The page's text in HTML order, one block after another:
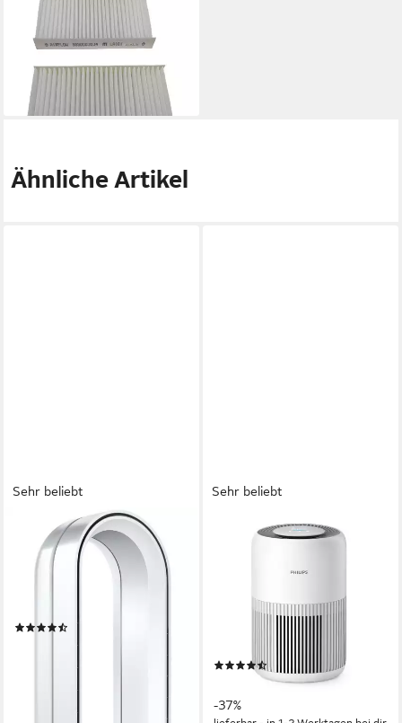
Luftfilter Pollenfilter
00481723, 2 Stk 140x95mm
30,56 €
lieferbar - in 3-4 Werktagen bei dir
Ähnliche Artikel
Sehr beliebt
Luftreiniger 2-in-1 Dyson
Purifier Cool™ PC1 mit
Fernbedienung, Luftreiniger
Sehr beliebt
min. 20 dB max. 50 dB
119,90 € UVP189,99 €
-37%